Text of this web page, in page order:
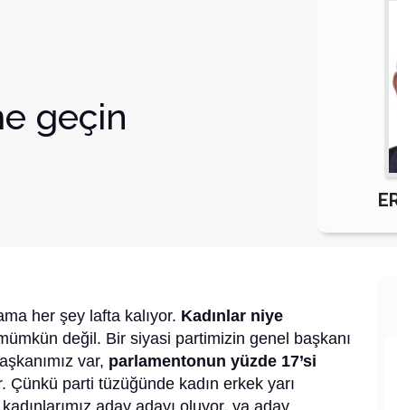
geçin
her şey lafta kalıyor. Kadınlar niye
değil. Bir siyasi partimizin genel başkanı
var, parlamentonun yüzde 17’si
Çünkü parti tüzüğünde kadın erkek yarı